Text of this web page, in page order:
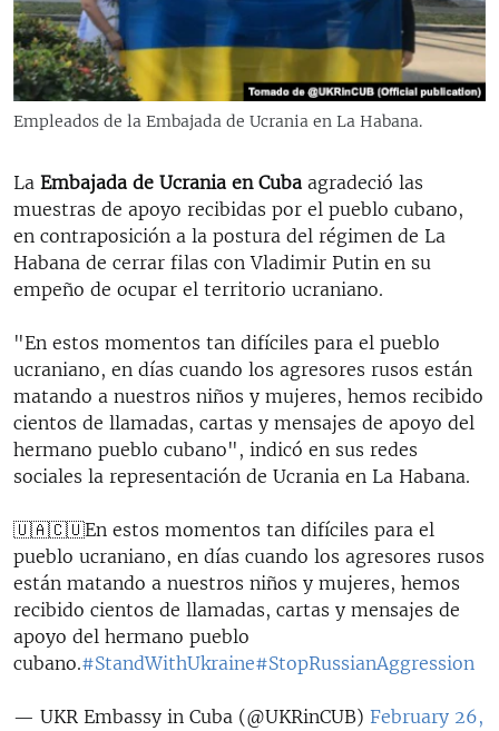
RADIO MARTÍ
ESPECIALES
ESPECIALES
SER VIEJO EN CUBA
KENTU-CUBANO
LOS SANTOS DE HIALEAH
DESINFORMACIÓN RUSA EN AMÉRICA LATINA
LA INVASIÓN DE RUSIA A UCRANIA
MULTIMEDIA
Empleados de la Embajada de Ucrania en La Habana.
La Embajada de Ucrania en Cuba agradeció las
muestras de apoyo recibidas por el pueblo cubano,
en contraposición a la postura del régimen de La
Habana de cerrar filas con Vladimir Putin en su
empeño de ocupar el territorio ucraniano.
"En estos momentos tan difíciles para el pueblo
ucraniano, en días cuando los agresores rusos están
matando a nuestros niños y mujeres, hemos recibido
cientos de llamadas, cartas y mensajes de apoyo del
hermano pueblo cubano", indicó en sus redes
sociales la representación de Ucrania en La Habana.
🇺🇦🇨🇺En estos momentos tan difíciles para el
pueblo ucraniano, en días cuando los agresores rusos
están matando a nuestros niños y mujeres, hemos
recibido cientos de llamadas, cartas y mensajes de
apoyo del hermano pueblo
cubano.#StandWithUkraine#StopRussianAggression
— UKR Embassy in Cuba (@UKRinCUB) February 26,